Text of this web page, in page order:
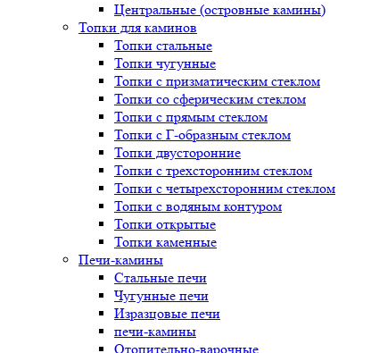
Центральные (островные камины)
Топки для каминов
Топки стальные
Топки чугунные
Топки с призматическим стеклом
Топки со сферическим стеклом
Топки с прямым стеклом
Топки с Г-образным стеклом
Топки двусторонние
Топки с трехсторонним стеклом
Топки с четырехсторонним стеклом
Топки с водяным контуром
Топки открытые
Топки каменные
Печи-камины
Стальные печи
Чугунные печи
Изразцовые печи
печи-камины
Отопительно-варочные